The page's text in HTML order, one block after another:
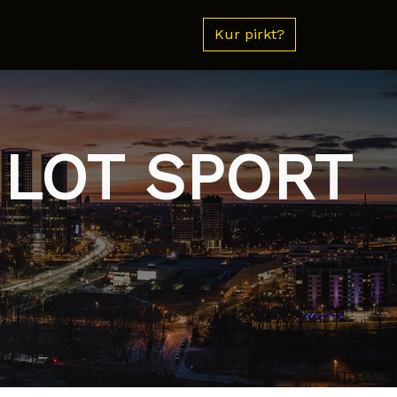
Kur pirkt?
SPORT